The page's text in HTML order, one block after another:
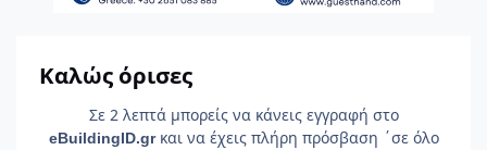
Καλώς όρισες
Σε 2 λεπτά μπορείς να κάνεις εγγραφή στο
eBuildingID.gr και να έχεις πλήρη πρόσβαση ΄σε όλο